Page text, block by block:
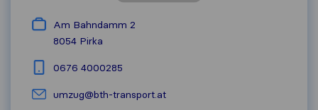
Am Bahndamm 2
8054 Pirka
0676 4000285
umzug@bth-transport.at